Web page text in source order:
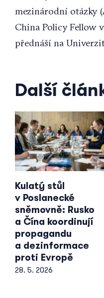
mezinárodní otázky
China Policy Fellow
přednáší na
Další
Kulatý stůl
v Poslanecké
sněmovně: Rusko
a Čína koordinují
propagandu
a dezinformace
proti Evropě
28. 5. 2026